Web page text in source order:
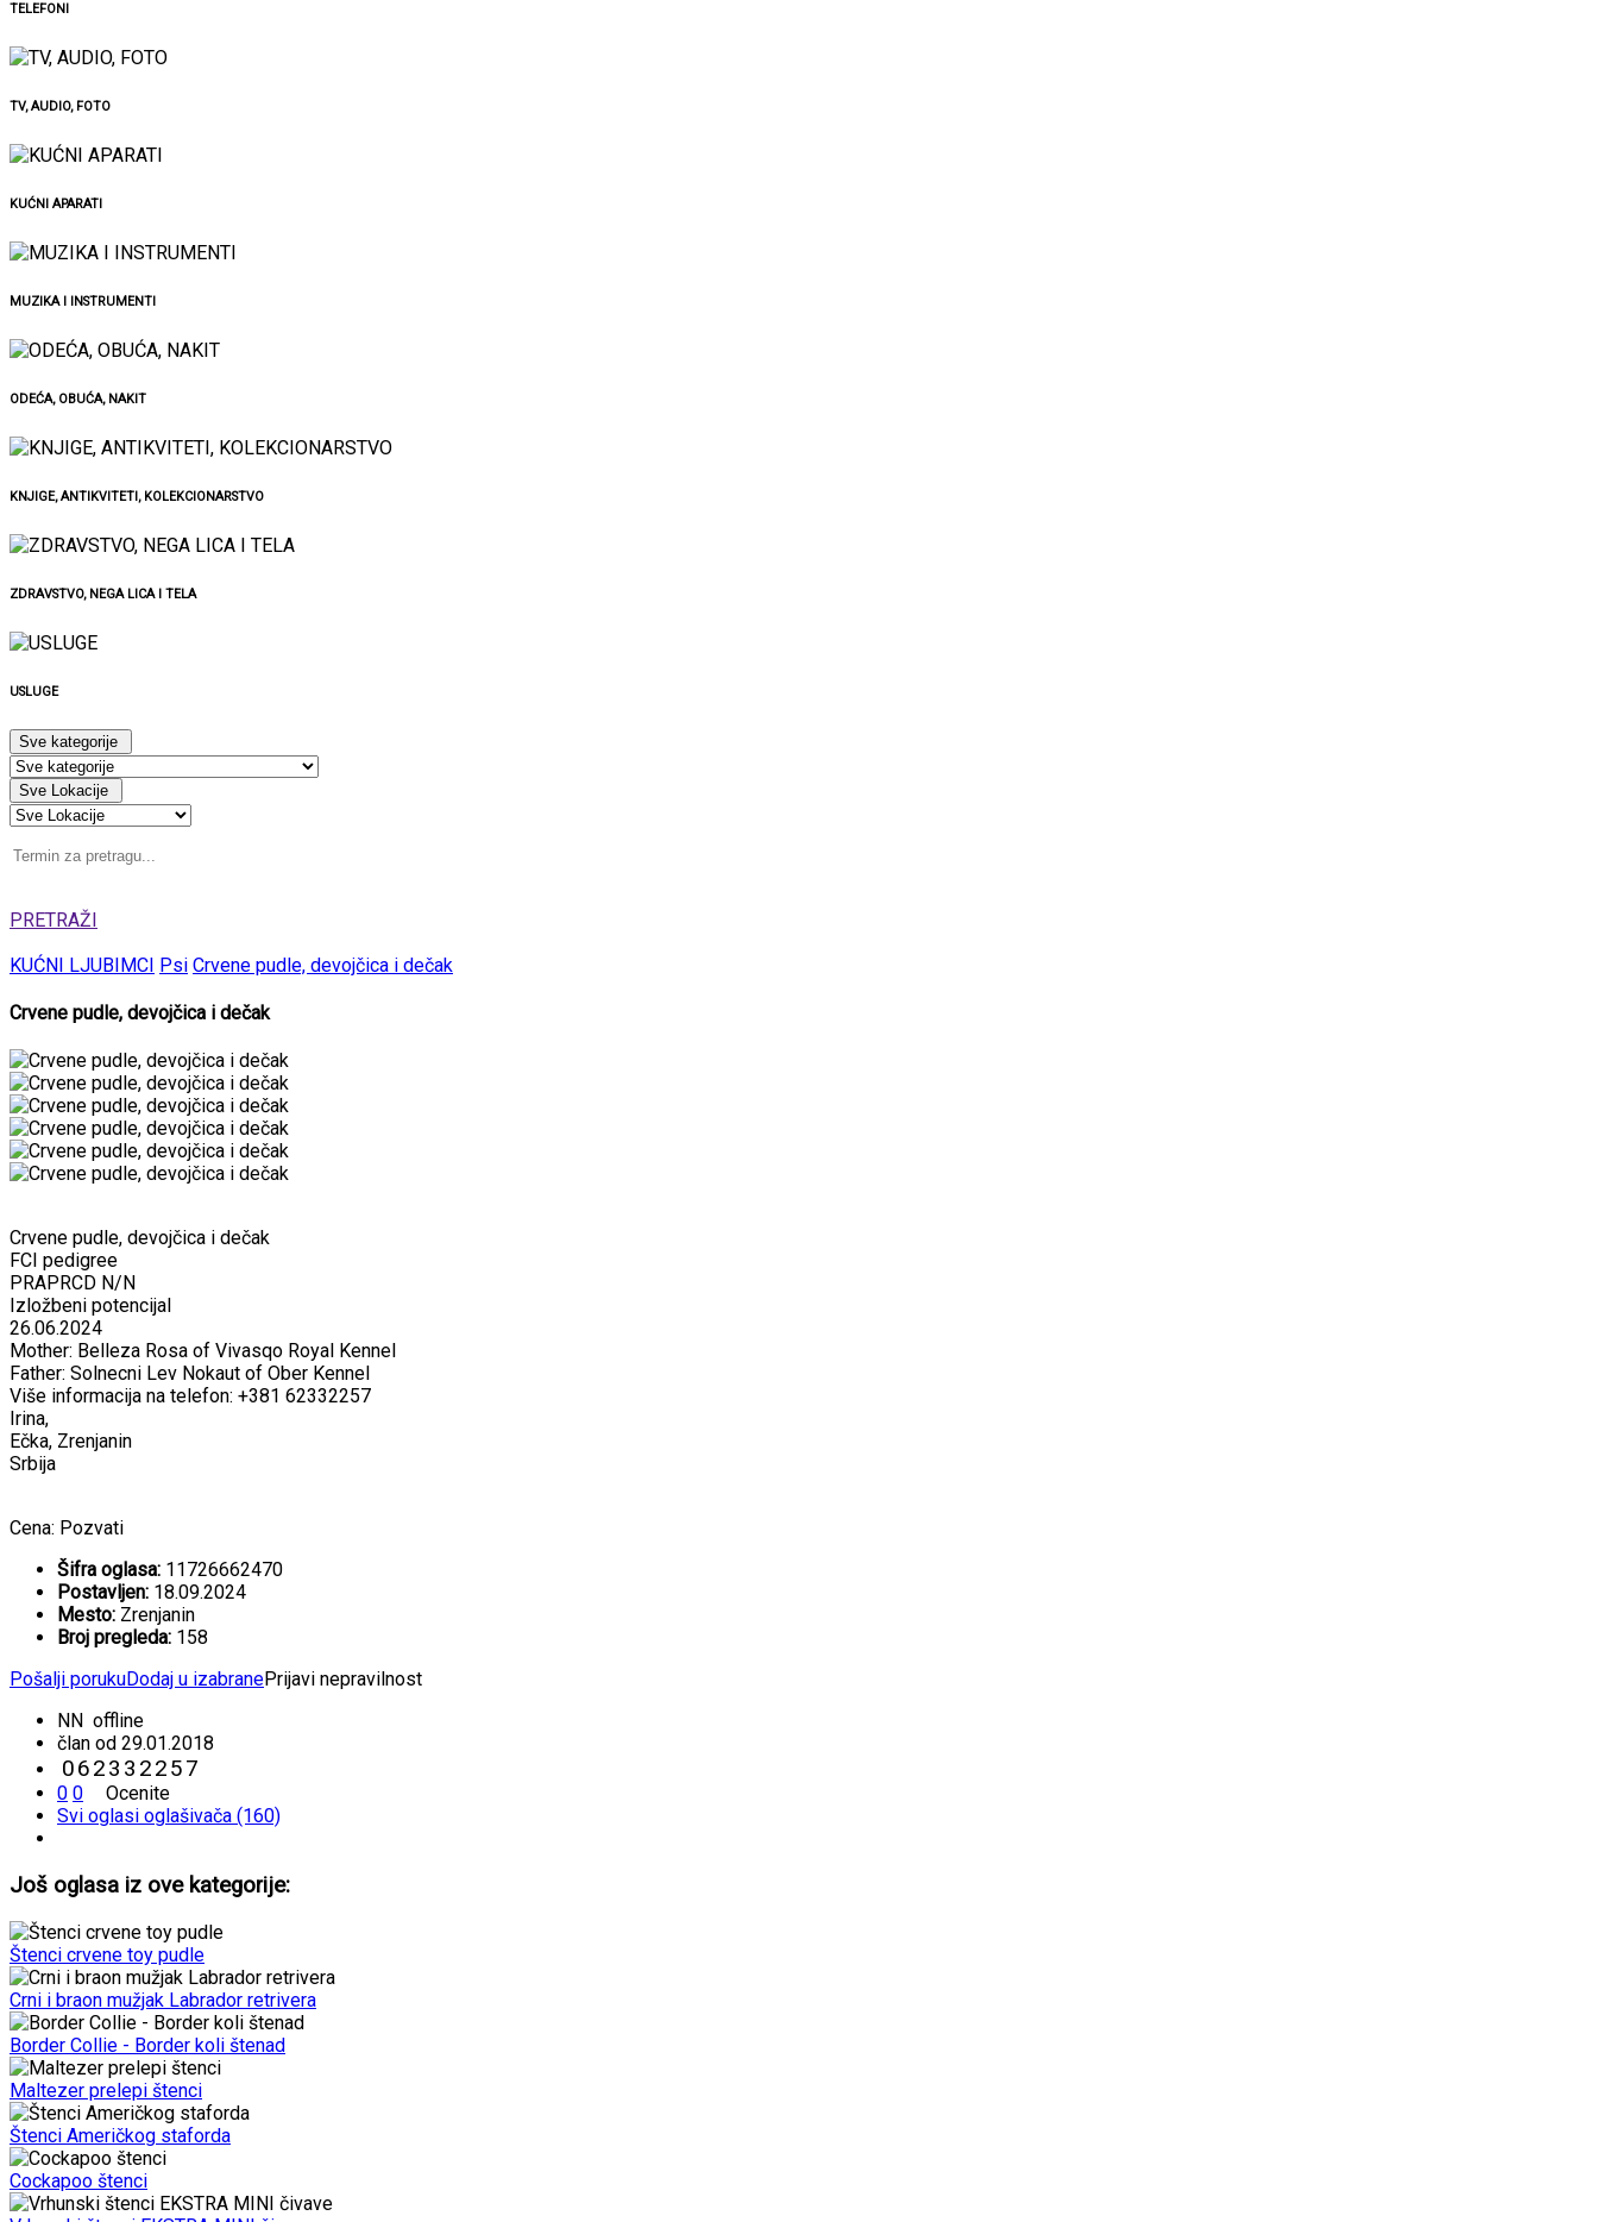
TELEFONI
TV, AUDIO, FOTO
KUĆNI APARATI
MUZIKA I INSTRUMENTI
ODEĆA, OBUĆA, NAKIT
KNJIGE, ANTIKVITETI, KOLEKCIONARSTVO
ZDRAVSTVO, NEGA LICA I TELA
USLUGE
Sve kategorije
Sve Lokacije
PRETRAŽI
KUĆNI LJUBIMCI Psi Crvene pudle, devojčica i dečak
Crvene pudle, devojčica i dečak
Crvene pudle, devojčica i dečak
FCI pedigree
PRAPRCD N/N
Izložbeni potencijal
26.06.2024
Mother: Belleza Rosa of Vivasqo Royal Kennel
Father: Solnecni Lev Nokaut of Ober Kennel
Više informacija na telefon: +381 62332257
Irina,
Ečka, Zrenjanin
Srbija
Cena: Pozvati
Šifra oglasa: 11726662470
Postavljen: 18.09.2024
Mesto: Zrenjanin
Broj pregleda: 158
Pošalji porukuDodaj u izabranePrijavi nepravilnost
NN offline
član od 29.01.2018
0623 3 2257
0 0
Ocenite
Svi oglasi oglašivača (160)
Još oglasa iz ove kategorije:
Štenci crvene toy pudle
Crni i braon mužjak Labrador retrivera
Border Collie - Border koli štenad
Maltezer prelepi štenci
Štenci Američkog staforda
Cockapoo štenci